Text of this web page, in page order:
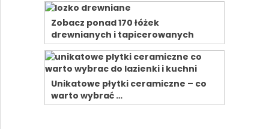
Zobacz ponad 170 łóżek
drewnianych i tapicerowanych
Unikatowe płytki ceramiczne – co
warto wybrać …